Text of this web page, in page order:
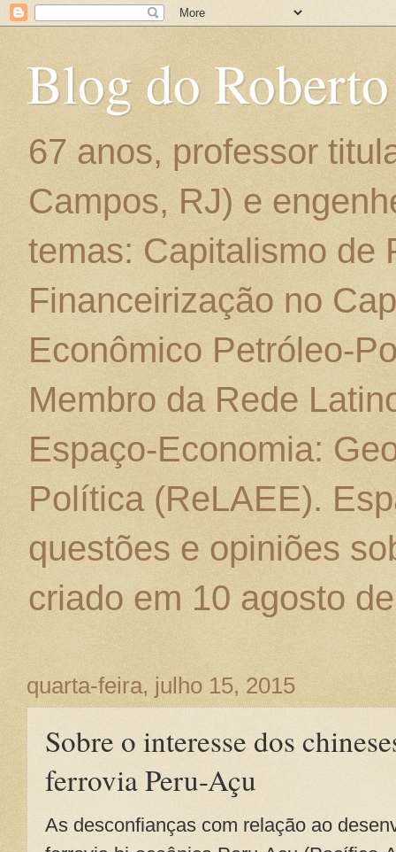
Blog do
67 anos, professor
Campos, RJ) e
temas: Capitalismo de
Financeirização no
Econômico Petróleo-
Membro da Rede
Espaço-Economia:
Política (ReLAEE).
questões e opiniões
criado em 10 agosto
quarta-feira, julho 15, 2015
Sobre o interesse dos
ferrovia Peru-Açu
As desconfianças com relação ao